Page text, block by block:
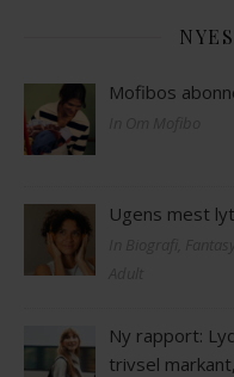
Mofibos
Ugens mest
Ny rapport:
trivsel